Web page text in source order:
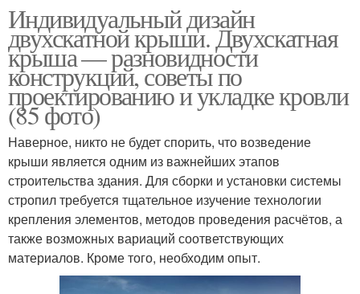
Индивидуальный дизайн
двухскатной крыши. Двухскатная
крыша — разновидности
конструкций, советы по
проектированию и укладке кровли
(85 фото)
Наверное, никто не будет спорить, что возведение
крыши является одним из важнейших этапов
строительства здания. Для сборки и установки системы
стропил требуется тщательное изучение технологии
крепления элементов, методов проведения расчётов, а
также возможных вариаций соответствующих
материалов. Кроме того, необходим опыт.